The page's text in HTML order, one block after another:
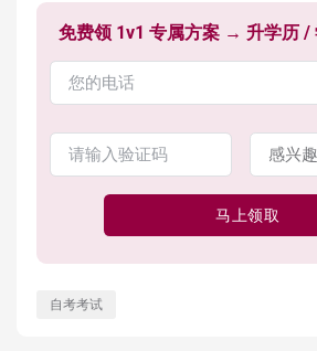
免费领 1v1 专属方案 → 升学历 /
马上领取
自考考试